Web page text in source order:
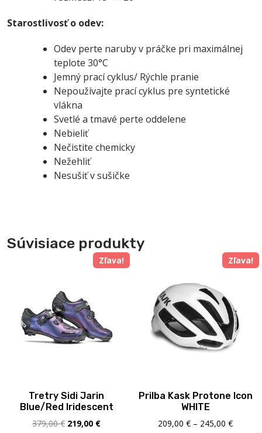
Starostlivosť o odev:
Odev perte naruby v práčke pri maximálnej
teplote 30°C
Jemný prací cyklus/ Rýchle pranie
Nepoužívajte prací cyklus pre syntetické
vlákna
Svetlé a tmavé perte oddelene
Nebieliť
Nečistite chemicky
Nežehliť
Nesušiť v sušičke
Súvisiace produkty
Zľava!
Tretry Sidi Jarin
Blue/Red Iridescent
379,00€ Pôvodná
219,00 €Aktuálna
Zľava!
Prilba Kask Protone Icon
WHITE
209,00€ – 245,00€Price